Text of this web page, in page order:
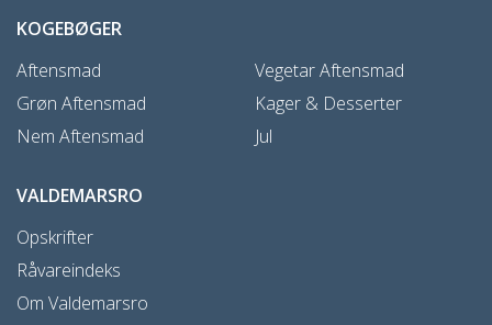
KOGEBØGER
Aftensmad
Grøn Aftensmad
Nem Aftensmad
Vegetar Aftensmad
Kager & Desserter
Jul
VALDEMARSRO
Opskrifter
Råvareindeks
Om Valdemarsro